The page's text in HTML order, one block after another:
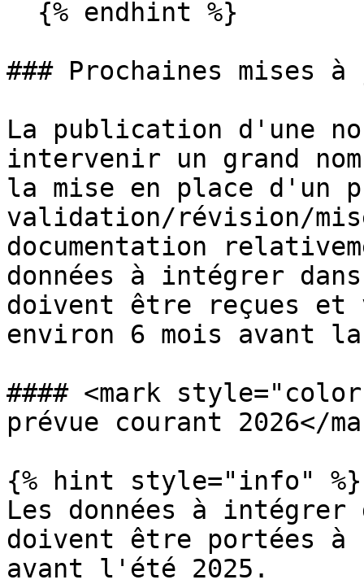
### Prochaines mises
La publication d'une
intervenir un grand
la mise en place d'un
validation/révision/
documentation
données à intégrer
doivent être reçues et
environ 6 mois
#### <mark
prévue courant 2026</
{% hint style="info" %}
Les données à
doivent être portées à
avant l'été 2025.